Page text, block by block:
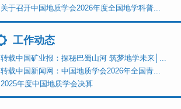
关于召开中国地质学会2026年度全国地学科普...
工作动态
转载中国矿业报：探秘巴蜀山河 筑梦地学未来│...
转载中国新闻网：中国地质学会2026年全国青...
2025年度中国地质学会决算